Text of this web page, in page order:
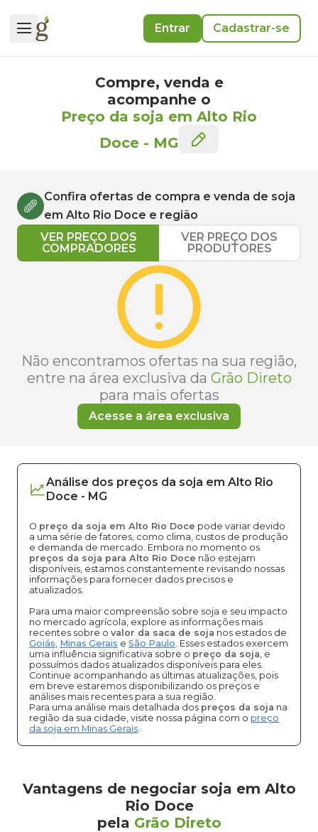
Entrar Cadastrar-se
Compre, venda e
acompanhe o
Preço da soja em Alto Rio
Doce - MG
Confira ofertas de compra e venda de soja
em Alto Rio Doce e região
VER PREÇO DOS
COMPRADORES
VER PREÇO DOS
PRODUTORES
Não encontramos ofertas na sua região,
entre na área exclusiva da Grão Direto
para mais ofertas
Acesse a área exclusiva
Análise dos preços da soja em Alto Rio
Doce - MG
O preço da soja em Alto Rio Doce pode variar devido
a uma série de fatores, como clima, custos de produção
e demanda de mercado. Embora no momento os
preços da soja para Alto Rio Doce não estejam
disponíveis, estamos constantemente revisando nossas
informações para fornecer dados precisos e
atualizados.
Para uma maior compreensão sobre soja e seu impacto
no mercado agrícola, explore as informações mais
recentes sobre o valor da saca de soja nos estados de
Goiás, Minas Gerais e São Paulo. Esses estados exercem
uma influência significativa sobre o preço da soja, e
possuímos dados atualizados disponíveis para eles.
Continue acompanhando as últimas atualizações, pois
em breve estaremos disponibilizando os preços e
análises mais recentes para a sua região.
Para uma análise mais detalhada dos preços da soja na
região da sua cidade, visite nossa página com o preço
da soja em Minas Gerais.
Vantagens de negociar soja em Alto
Rio Doce
pela Grão Direto